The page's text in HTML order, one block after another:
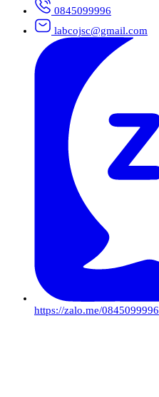
0845099996
labcojsc@gmail.com
https://zalo.me/0845099996